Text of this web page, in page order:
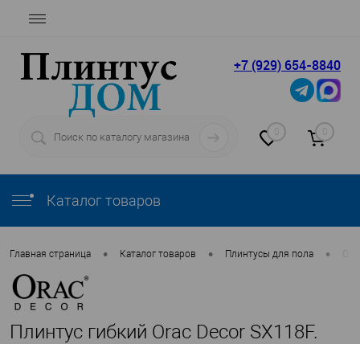
+7 (929) 654-8840
0 0
Каталог товаров
Главная страница • Каталог товаров • Плинтусы для пола •
Плинтус гибкий Orac Decor SX118F.